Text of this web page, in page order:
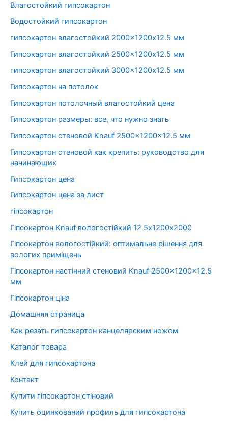
Влагостойкий гипсокартон
Водостойкий гипсокартон
гипсокартон влагостойкий 2000×1200х12.5 мм
Гипсокартон влагостойкий 2500×1200х12.5 мм
гипсокартон влагостойкий 3000×1200х12.5 мм
Гипсокартон на потолок
Гипсокартон потолочный влагостойкий цена
Гипсокартон размеры: все, что нужно знать
Гипсокартон стеновой Knauf 2500x1200x12.5 мм
Гипсокартон стеновой как крепить: руководство для
начинающих
Гипсокартон цена
Гипсокартон цена за лист
гіпсокартон
Гіпсокартон Knauf вологостійкий 12 5х1200х2000
Гіпсокартон вологостійкий: оптимальне рішення для
вологих приміщень
Гіпсокартон настінний стеновий Knauf 2500x1200x12.5
мм
Гіпсокартон ціна
Домашняя страница
Как резать гипсокартон канцелярским ножом
Каталог товара
Клей для гипсокартона
Контакт
Купити гіпсокартон стіновий
Купить оцинкований профиль для гипсокартона